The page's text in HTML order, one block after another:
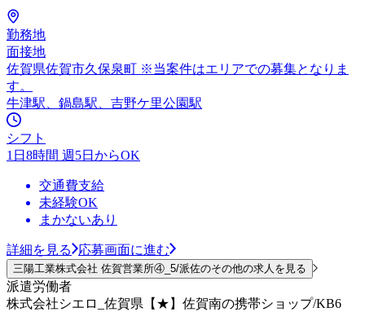
勤務地
面接地
佐賀県佐賀市久保泉町 ※当案件はエリアでの募集となりま
す。
牛津駅、鍋島駅、吉野ケ里公園駅
シフト
1日8時間 週5日からOK
交通費支給
未経験OK
まかないあり
詳細を見る 応募画面に進む
三陽工業株式会社 佐賀営業所④_5/派佐のその他の求人を見る
派遣労働者
株式会社シエロ_佐賀県【★】佐賀南の携帯ショップ/KB6